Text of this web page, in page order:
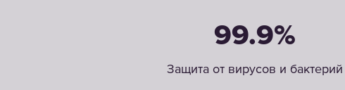
99.9%
Защита от вирусов и бактерий